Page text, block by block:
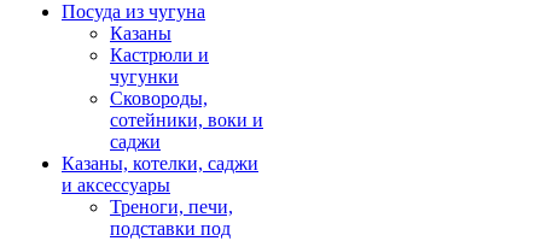
Посуда из чугуна
Казаны
Кастрюли и
чугунки
Сковороды,
сотейники, воки и
саджи
Казаны, котелки, саджи
и аксессуары
Треноги, печи,
подставки под